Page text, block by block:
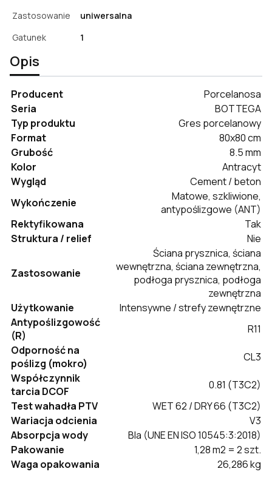
Zastosowanie
uniwersalna
Gatunek
1
Opis
Producent
Porcelanosa
Seria
BOTTEGA
Typ produktu
Gres porcelanowy
Format
80x80 cm
Grubość
8.5 mm
Kolor
Antracyt
Wygląd
Cement / beton
Wykończenie
Matowe, szkliwione,
antypoślizgowe (ANT)
Rektyfikowana
Tak
Struktura / relief
Nie
Zastosowanie
Ściana prysznica, ściana
wewnętrzna, ściana zewnętrzna,
podłoga prysznica, podłoga
zewnętrzna
Użytkowanie
Intensywne / strefy zewnętrzne
Antypoślizgowość
(R)
R11
Odporność na
poślizg (mokro)
CL3
Współczynnik
tarcia DCOF
0.81 (T3C2)
Test wahadła PTV
WET 62 / DRY 66 (T3C2)
Wariacja odcienia
V3
Absorpcja wody
BIa (UNE EN ISO 10545:3:2018)
Pakowanie
1,28 m2 = 2 szt.
Waga opakowania
26,286 kg